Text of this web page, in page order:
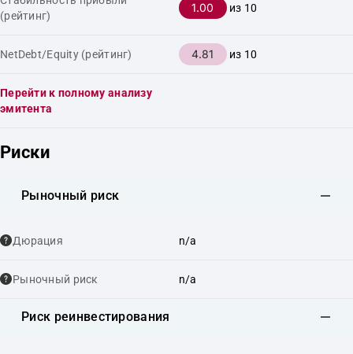
(рейтинг)
1.00 из 10
NetDebt/Equity (рейтинг) 4.81 из 10
Перейти к полному анализу
эмитента
Риски
Рыночный риск
Дюрация n/a
Рыночный риск n/a
Риск реинвестирования